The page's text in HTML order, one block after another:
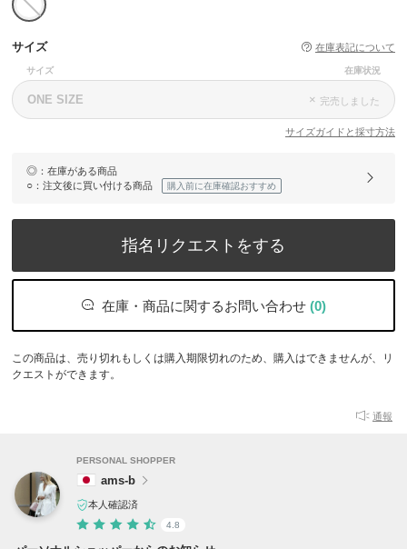
サイズ 在庫表記について
サイズ 在庫状況
ONE SIZE × 完売しました
サイズガイドと採寸方法
◎ ：在庫がある商品
○ ：注文後に買い付ける商品 購入前に在庫確認おすすめ
指名リクエストをする
在庫・商品に関するお問い合わせ (0)
この商品は、売り切れもしくは購入期限切れのため、購入はできませんが、リ
クエストができます。
通報
PERSONAL SHOPPER
ams-b
本人確認済
4.8